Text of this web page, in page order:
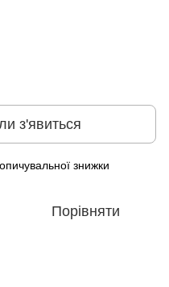
з'явиться
знижки
Порівняти